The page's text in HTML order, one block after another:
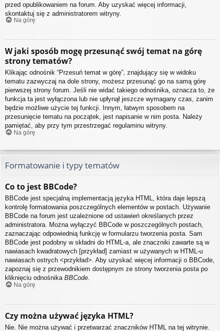
przed opublikowaniem na forum. Aby uzyskać więcej informacji,
skontaktuj się z administratorem witryny.
Na górę
W jaki sposób mogę przesunąć swój temat na górę
strony tematów?
Klikając odnośnik “Przesuń temat w górę”, znajdujący się w widoku
tematu zazwyczaj na dole strony, możesz przesunąć go na samą górę
pierwszej strony forum. Jeśli nie widać takiego odnośnika, oznacza to, że
funkcja ta jest wyłączona lub nie upłynął jeszcze wymagany czas, zanim
będzie możliwe użycie tej funkcji. Innym, łatwym sposobem na
przesunięcie tematu na początek, jest napisanie w nim posta. Należy
pamiętać, aby przy tym przestrzegać regulaminu witryny.
Na górę
Formatowanie i typy tematów
Co to jest BBCode?
BBCode jest specjalną implementacją języka HTML, która daje lepszą
kontrolę formatowania poszczególnych elementów w postach. Używanie
BBCode na forum jest uzależnione od ustawień określanych przez
administratora. Można wyłączyć BBCode w poszczególnych postach,
zaznaczając odpowiednią funkcję w formularzu tworzenia posta. Sam
BBCode jest podobny w składni do HTML-a, ale znaczniki zawarte są w
nawiasach kwadratowych [przykład] zamiast w używanych w HTML-u
nawiasach ostrych <przykład>. Aby uzyskać więcej informacji o BBCode,
zapoznaj się z przewodnikiem dostępnym ze strony tworzenia posta po
kliknięciu odnośnika BBCode.
Na górę
Czy można używać języka HTML?
Nie. Nie można używać i przetwarzać znaczników HTML na tej witrynie.